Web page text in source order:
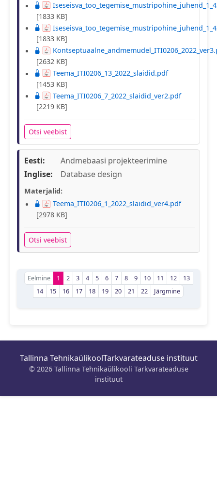
[1833 KB]
[1833 KB]
[2632 KB]
Teema_ITI0206_13_2022_slaidid.pdf
[1453 KB]
Teema_ITI0206_7_2022_slaidid_ver2.pdf
[2219 KB]
Otsi veebist
Eesti:
Andmebaasi projekteerimine
Inglise:
Database design
Materjalid:
Teema_ITI0206_1_2022_slaidid_ver4.pdf
[2978 KB]
Otsi veebist
Eelmine 1 2 3 4 5 6 7 8 9 10 11 12
13
14
15 16 17 18 19 20 21 22 Järgmine
Tallinna TehnikaülikoolTarkvarateaduse instituut
© 2026 Tallinna Tehnikaülikooli Tarkvarateaduse
instituut